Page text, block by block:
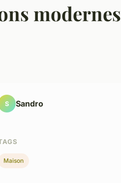
modernes
S Sandro
Maison